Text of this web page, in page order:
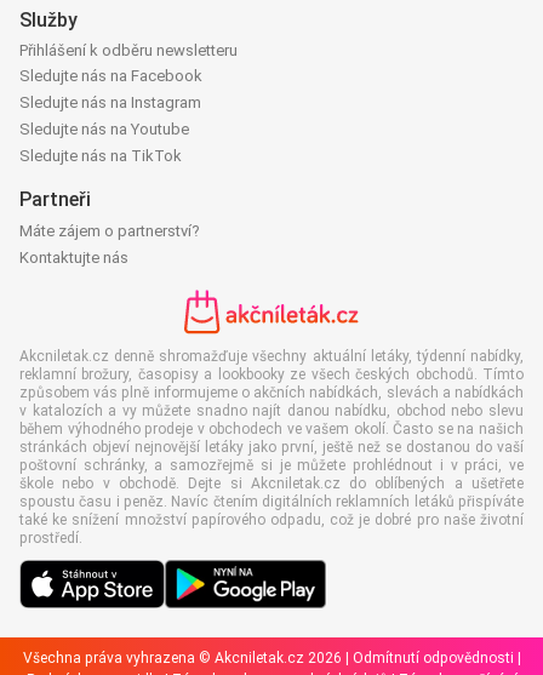
Služby
Přihlášení k odběru newsletteru
Sledujte nás na Facebook
Sledujte nás na Instagram
Sledujte nás na Youtube
Sledujte nás na TikTok
Partneři
Máte zájem o partnerství?
Kontaktujte nás
Akcniletak.cz denně shromažďuje všechny aktuální letáky, týdenní nabídky,
reklamní brožury, časopisy a lookbooky ze všech českých obchodů. Tímto
způsobem vás plně informujeme o akčních nabídkách, slevách a nabídkách
v katalozích a vy můžete snadno najít danou nabídku, obchod nebo slevu
během výhodného prodeje v obchodech ve vašem okolí. Často se na našich
stránkách objeví nejnovější letáky jako první, ještě než se dostanou do vaší
poštovní schránky, a samozřejmě si je můžete prohlédnout i v práci, ve
škole nebo v obchodě. Dejte si Akcniletak.cz do oblíbených a ušetřete
spoustu času i peněz. Navíc čtením digitálních reklamních letáků přispíváte
také ke snížení množství papírového odpadu, což je dobré pro naše životní
prostředí.
Všechna práva vyhrazena © Akcniletak.cz 2026 | Odmítnutí odpovědnosti